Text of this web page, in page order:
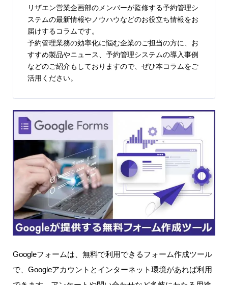
リザエン営業企画部のメンバーが監修する予約管理シ
ステムの最新情報やノウハウなどのお役立ち情報をお
届けするコラムです。
予約管理業務の効率化に悩む企業のご担当の方に、お
すすめ製品やニュース、予約管理システムの導入事例
などのご紹介もしておりますので、ぜひ本コラムをご
活用ください。
Googleフォームは、無料で利用できるフォーム作成ツール
で、Googleアカウントとインターネット環境があれば利用